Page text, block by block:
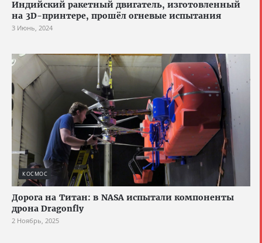
Индийский ракетный двигатель, изготовленный
на 3D-принтере, прошёл огневые испытания
3 Июнь, 2024
КОСМОС
Дорога на Титан: в NASA испытали компоненты
дрона Dragonfly
2 Ноябрь, 2025